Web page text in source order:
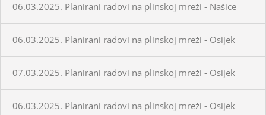
06.03.2025. Planirani radovi na plinskoj mreži - Našice
06.03.2025. Planirani radovi na plinskoj mreži - Osijek
07.03.2025. Planirani radovi na plinskoj mreži - Osijek
06.03.2025. Planirani radovi na plinskoj mreži - Osijek